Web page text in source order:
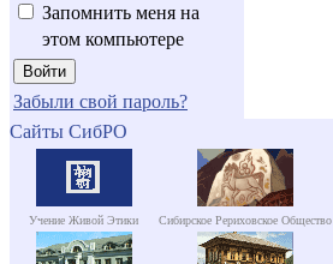
Запомнить меня на
этом компьютере
Забыли свой пароль?
Сайты СибРО
Учение Живой Этики Сибирское Рериховское Общество